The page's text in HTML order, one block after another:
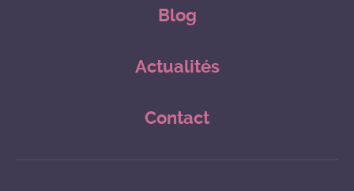
Blog
Actualités
Contact